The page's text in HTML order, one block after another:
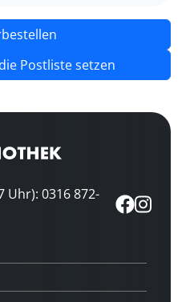
Postliste setzen
Uhr): 0316 872-